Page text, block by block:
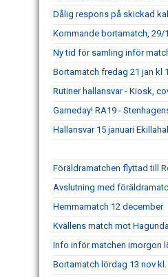
Dålig respons på skickad
Kommande bortamatch, 29/
Ny tid för samling inför
Bortamatch fredag 21 jan kl
Rutiner hallansvar - Kiosk,
Gameday! RA19 -
Hallansvar 15 januari
Föräldramatchen flyttad till
Avslutning med
Hemmamatch 12 december
Kvällens match mot
Info inför matchen imorgon
Bortamatch lördag 13 nov kl.